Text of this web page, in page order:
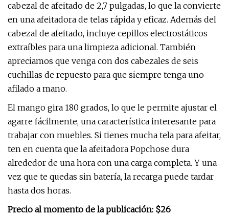
cabezal de afeitado de 2,7 pulgadas, lo que la convierte
en una afeitadora de telas rápida y eficaz. Además del
cabezal de afeitado, incluye cepillos electrostáticos
extraíbles para una limpieza adicional. También
apreciamos que venga con dos cabezales de seis
cuchillas de repuesto para que siempre tenga uno
afilado a mano.
El mango gira 180 grados, lo que le permite ajustar el
agarre fácilmente, una característica interesante para
trabajar con muebles. Si tienes mucha tela para afeitar,
ten en cuenta que la afeitadora Popchose dura
alrededor de una hora con una carga completa. Y una
vez que te quedas sin batería, la recarga puede tardar
hasta dos horas.
Precio al momento de la publicación: $26